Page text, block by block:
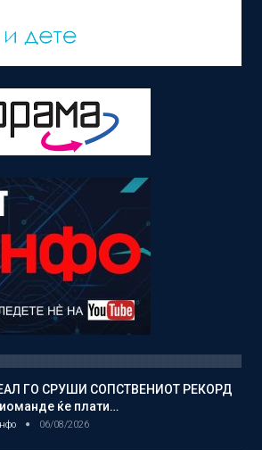
ГО СРУШИ СОПСТВЕНИОТ РЕКОРД
ќе плати…
06/08/2026